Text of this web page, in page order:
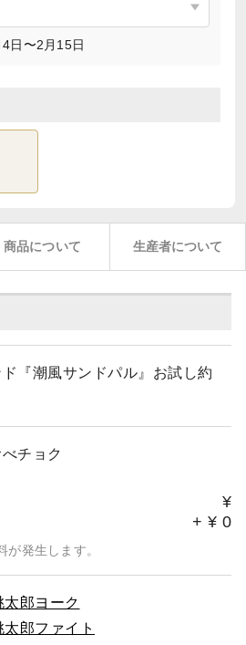
日〜2月15日
商品について 生産者について
『潮風サンドパル』お試し約
チョク
¥
+ ¥ 0
が発生します。
太郎ヨーク
太郎ファイト